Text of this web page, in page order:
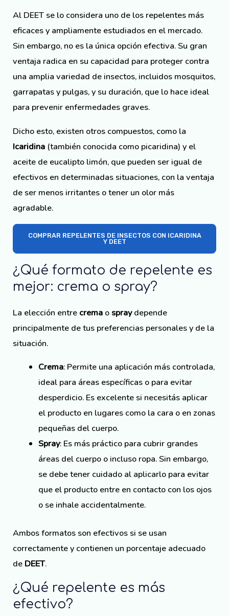
Al DEET se lo considera uno de los repelentes más
eficaces y ampliamente estudiados en el mercado.
Sin embargo, no es la única opción efectiva. Su gran
ventaja radica en su capacidad para proteger contra
una amplia variedad de insectos, incluidos mosquitos,
garrapatas y pulgas, y su duración, que lo hace ideal
para prevenir enfermedades graves.
Dicho esto, existen otros compuestos, como la
Icaridina (también conocida como picaridina) y el
aceite de eucalipto limón, que pueden ser igual de
efectivos en determinadas situaciones, con la ventaja
de ser menos irritantes o tener un olor más
agradable.
COMPRAR REPELENTES DE INSECTOS CON ICARIDINA
Y DEET
¿Qué formato de repelente es
mejor: crema o spray?
La elección entre crema o spraydepende
principalmente de tus preferencias personales y de la
situación.
Crema: Permite una aplicación más controlada,
ideal para áreas específicas o para evitar
desperdicio. Es excelente si necesitás aplicar
el producto en lugares como la cara o en zonas
pequeñas del cuerpo.
Spray: Es más práctico para cubrir grandes
áreas del cuerpo o incluso ropa. Sin embargo,
se debe tener cuidado al aplicarlo para evitar
que el producto entre en contacto con los ojos
o se inhale accidentalmente.
Ambos formatos son efectivos si se usan
correctamente y contienen un porcentaje adecuado
de DEET.
¿Qué repelente es más
efectivo?